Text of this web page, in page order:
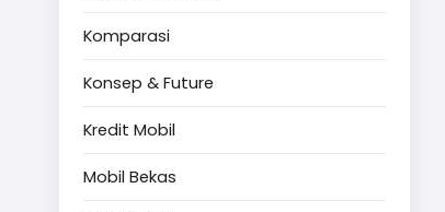
Komparasi
Konsep & Future
Kredit Mobil
Mobil Bekas